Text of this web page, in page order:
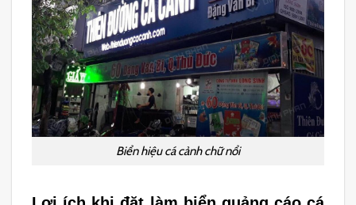
Biển hiệu cá cảnh chữ nổi